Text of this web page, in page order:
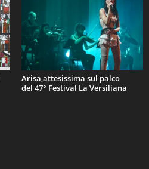
Arisa,attesissima sul palco
del 47° Festival La Versiliana